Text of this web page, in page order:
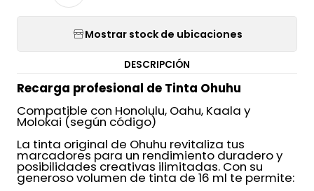
Mostrar stock de ubicaciones
DESCRIPCIÓN
Recarga profesional de Tinta Ohuhu
Compatible con Honolulu, Oahu, Kaala y
Molokai (según código)
La tinta original de Ohuhu revitaliza tus
marcadores para un rendimiento duradero y
posibilidades creativas ilimitadas. Con su
generoso volumen de tinta de 16 ml te permite: